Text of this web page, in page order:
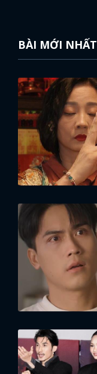
BÀI MỚI NHẤT